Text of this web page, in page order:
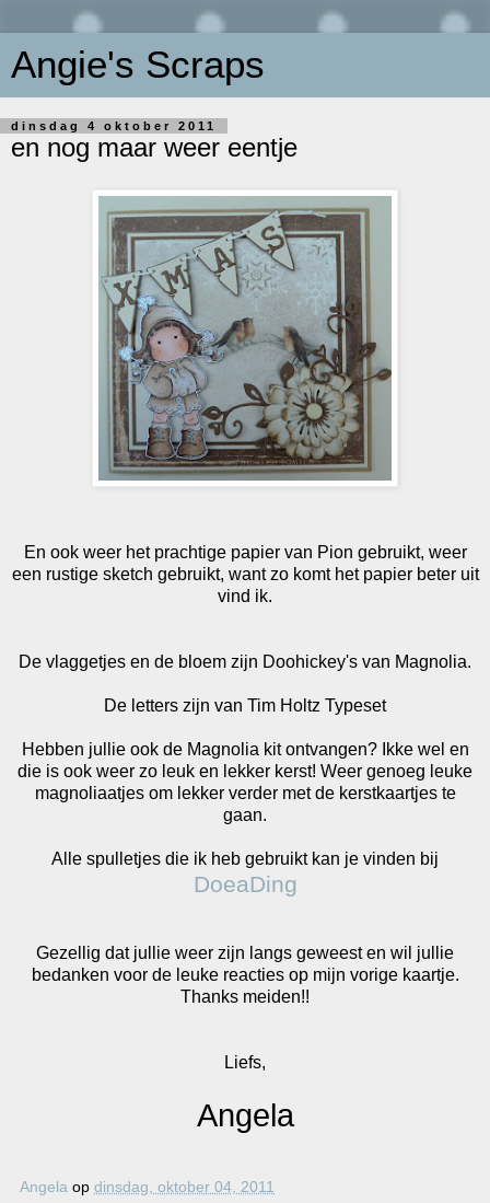
Angie's Scraps
dinsdag 4 oktober 2011
en nog maar weer eentje
En ook weer het prachtige papier van Pion gebruikt, weer
een rustige sketch gebruikt, want zo komt het papier beter uit
vind ik.
De vlaggetjes en de bloem zijn Doohickey's van Magnolia.
De letters zijn van Tim Holtz Typeset
Hebben jullie ook de Magnolia kit ontvangen? Ikke wel en
die is ook weer zo leuk en lekker kerst! Weer genoeg leuke
magnoliaatjes om lekker verder met de kerstkaartjes te
gaan.
Alle spulletjes die ik heb gebruikt kan je vinden bij
DoeaDing
Gezellig dat jullie weer zijn langs geweest en wil jullie
bedanken voor de leuke reacties op mijn vorige kaartje.
Thanks meiden!!
Liefs,
Angela
Angela op dinsdag, oktober 04, 2011